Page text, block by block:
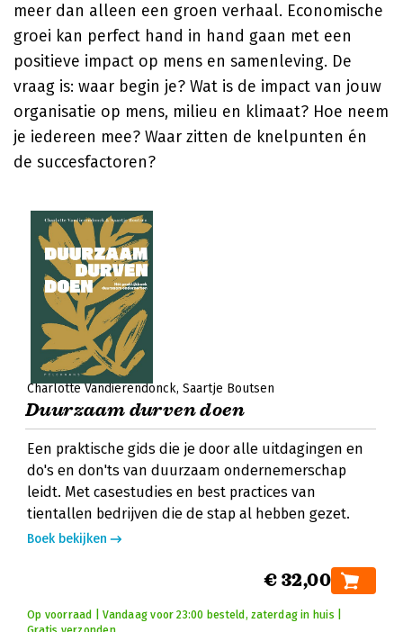
meer dan alleen een groen verhaal. Economische
groei kan perfect hand in hand gaan met een
positieve impact op mens en samenleving. De
vraag is: waar begin je? Wat is de impact van jouw
organisatie op mens, milieu en klimaat? Hoe neem
je iedereen mee? Waar zitten de knelpunten én
de succesfactoren?
Charlotte Vandierendonck Saartje Boutsen
Duurzaam durven doen
Een praktische gids die je door alle uitdagingen en
do's en don'ts van duurzaam ondernemerschap
leidt. Met casestudies en best practices van
tientallen bedrijven die de stap al hebben gezet.
Boek bekijken
€ 32,00
Op voorraad | Vandaag voor 23:00 besteld, zaterdag in huis |